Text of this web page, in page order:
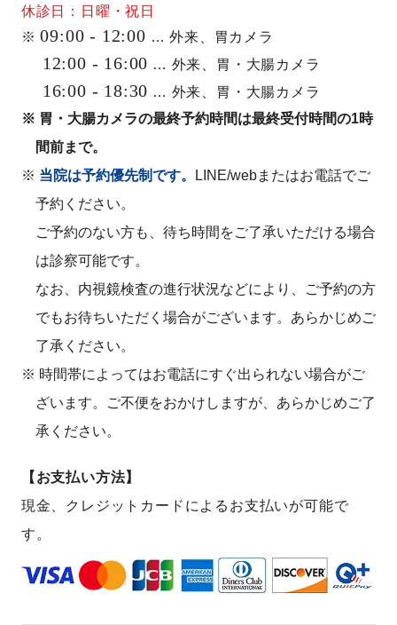
休診日：日曜・祝日
※09:00 - 12:00 … 外来、胃カメラ
12:00 - 16:00 … 外来、胃・大腸カメラ
16:00 - 18:30 … 外来、胃・大腸カメラ
※ 胃・大腸カメラの最終予約時間は最終受付時間の1時
間前まで。
※ 当院は予約優先制です。
LINE/webまたはお電話でご
予約ください。
ご予約のない方も、待ち時間をご了承いただける場合
は診察可能です。
なお、内視鏡検査の進行状況などにより、ご予約の方
でもお待ちいただく場合がございます。あらかじめご
了承ください。
※ 時間帯によってはお電話にすぐ出られない場合がご
ざいます。ご不便をおかけしますが、あらかじめご了
承ください。
【お支払い方法】
現金、クレジットカードによるお支払いが可能で
す。